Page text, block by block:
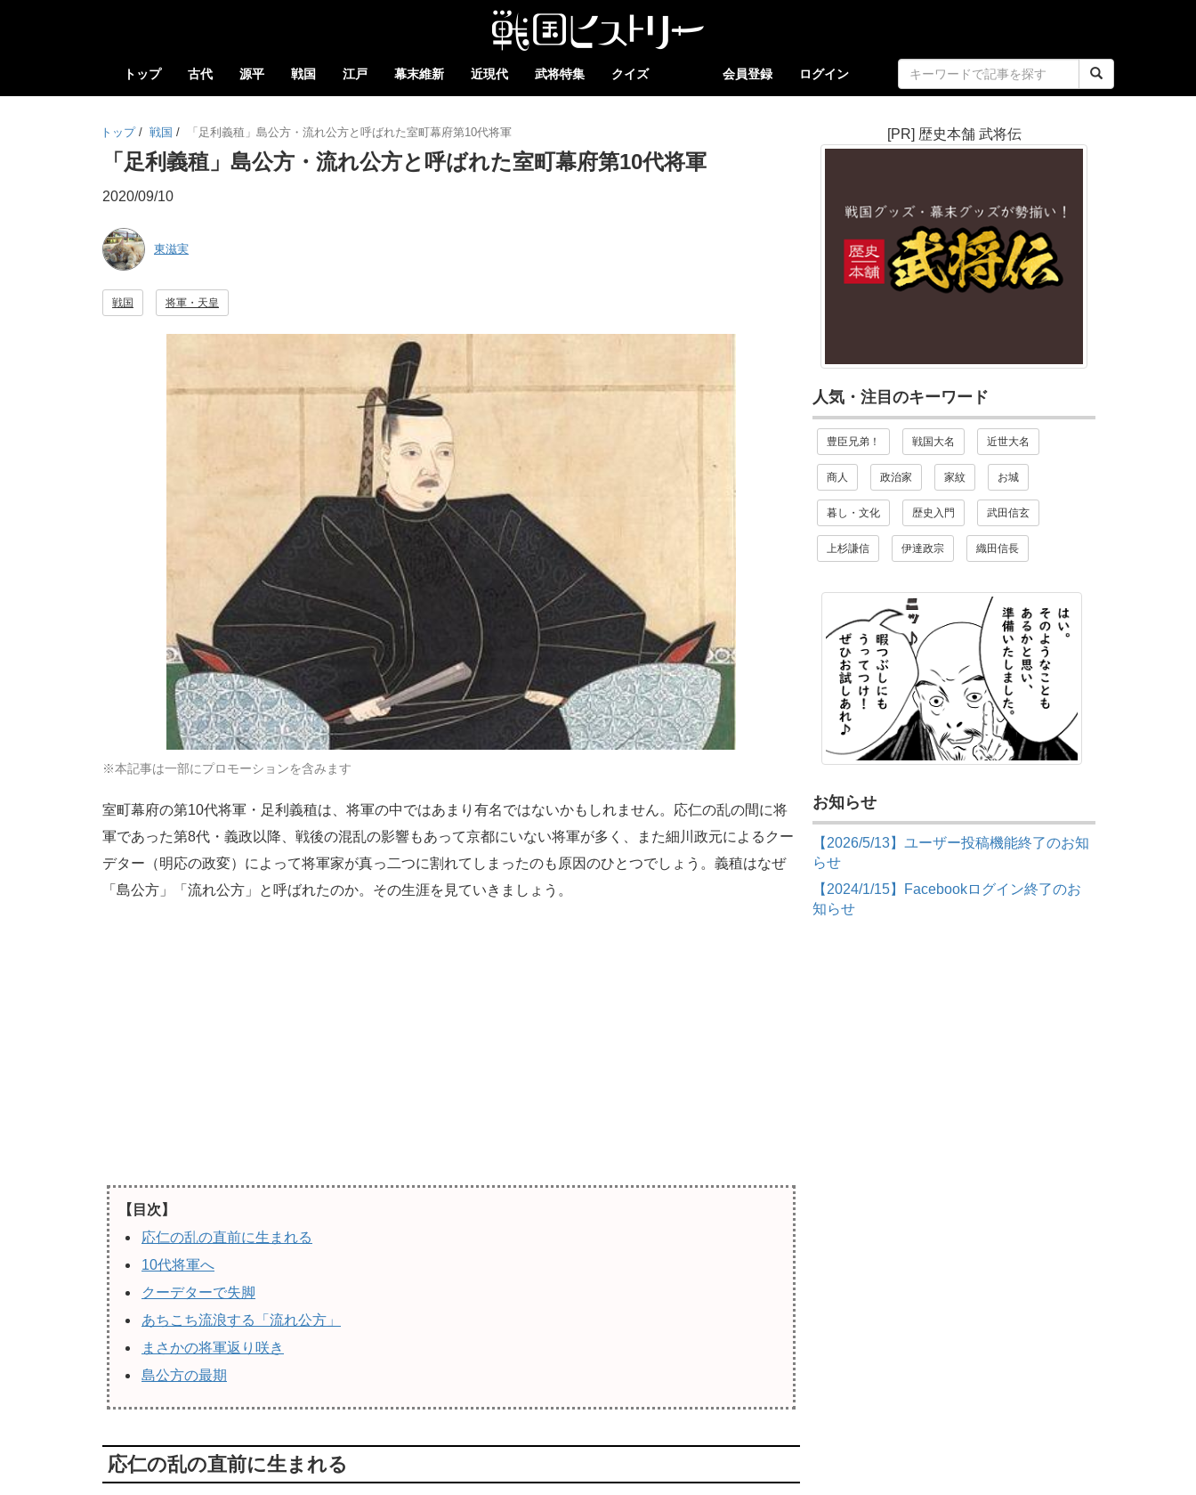
トップ 古代 源平 戦国 江戸 幕末維新 近現代 武将特集 クイズ 会員登録 ログイン
トップ / 戦国 / 「足利義稙」島公方・流れ公方と呼ばれた室町幕府第10代将軍
「足利義稙」島公方・流れ公方と呼ばれた室町幕府第10代将軍
2020/09/10
東滋実
戦国 将軍・天皇
※本記事は一部にプロモーションを含みます
室町幕府の第10代将軍・足利義稙は、将軍の中ではあまり有名ではないかもしれません。応仁の乱の間に将
軍であった第8代・義政以降、戦後の混乱の影響もあって京都にいない将軍が多く、また細川政元によるクー
デター（明応の政変）によって将軍家が真っ二つに割れてしまったのも原因のひとつでしょう。義稙はなぜ
「島公方」「流れ公方」と呼ばれたのか。その生涯を見ていきましょう。
【目次】
応仁の乱の直前に生まれる
10代将軍へ
クーデターで失脚
あちこち流浪する「流れ公方」
まさかの将軍返り咲き
島公方の最期
応仁の乱の直前に生まれる
[PR] 歴史本舗 武将伝
人気・注目のキーワード
豊臣兄弟！ 戦国大名 近世大名
商人 政治家 家紋 お城
暮し・文化 歴史入門 武田信玄
上杉謙信 伊達政宗 織田信長
お知らせ
【2026/5/13】ユーザー投稿機能終了のお知
らせ
【2024/1/15】Facebookログイン終了のお
知らせ